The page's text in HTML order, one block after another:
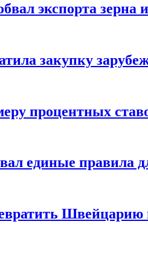
экспорта зерна
закупку
процентных
единые правила
Швейцарию